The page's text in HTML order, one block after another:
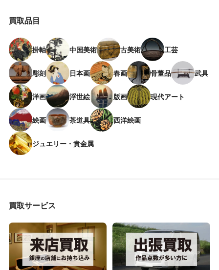
買取品目
掛軸 中国美術 古美術 工芸
彫刻 日本画 春画 骨董品 武具
洋画 浮世絵 版画 現代アート
絵画 茶道具 西洋絵画
ジュエリー・貴金属
買取サービス